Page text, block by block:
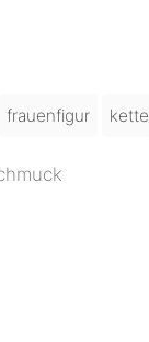
frauenfigur kette